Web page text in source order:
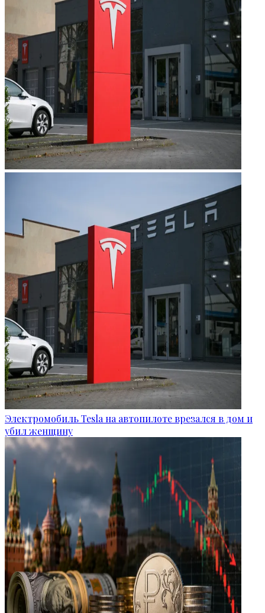
Электромобиль Tesla на автопилоте врезался в дом и
убил женщину